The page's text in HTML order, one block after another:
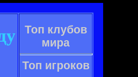
Топ клубов
мира
Топ игроков